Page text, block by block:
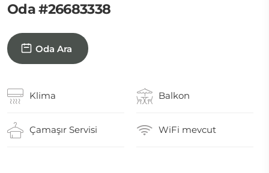
Oda #26683338
Oda Ara
Klima Balkon
Çamaşır Servisi WiFi mevcut